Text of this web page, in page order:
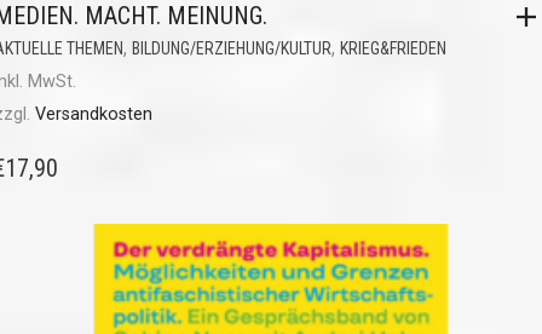
MACHT. MEINUNG.
THEMEN, BILDUNG/ERZIEHUNG/KULTUR, KRIEG&FRIEDEN
MwSt.
Versandkosten
17,90